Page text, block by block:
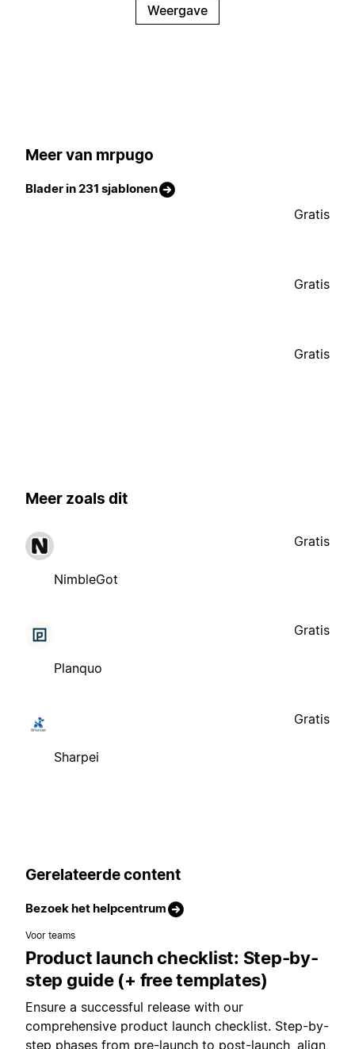
Weergave
Meer van mrpugo
Blader in 231 sjablonen
Gratis
Gratis
Gratis
Meer zoals dit
NimbleGot
Gratis
Planquo
Gratis
Sharpei
Gratis
Gerelateerde content
Bezoek het helpcentrum
Voor teams
Product launch checklist: Step-by-
step guide (+ free templates)
Ensure a successful release with our
comprehensive product launch checklist. Step-by-
step phases from pre-launch to post-launch, align